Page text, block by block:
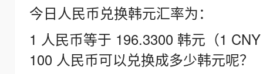
今日人民币兑换韩元汇率为：
1 人民币等于 196.3300 韩元（1
100 人民币可以兑换成多少韩元呢？